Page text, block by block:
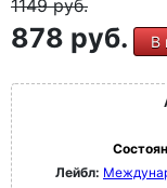
1149руб.
878 руб. В
Лейбл: